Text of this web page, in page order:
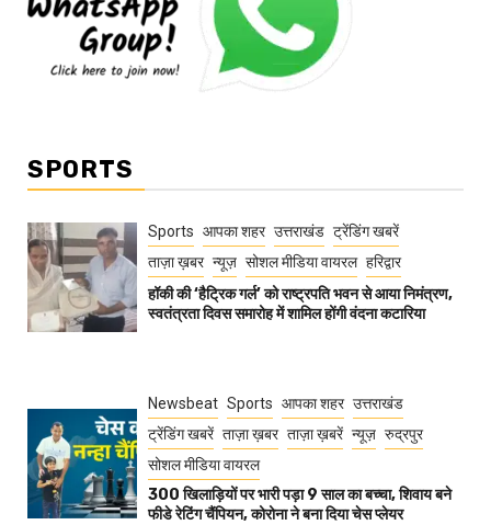
SPORTS
Sports आपका शहर उत्तराखंड ट्रेंडिंग खबरें
ताज़ा ख़बर न्यूज़ सोशल मीडिया वायरल हरिद्वार
हॉकी की ‘हैट्रिक गर्ल’ को राष्ट्रपति भवन से आया निमंत्रण,
स्वतंत्रता दिवस समारोह में शामिल होंगी वंदना कटारिया
Newsbeat Sports आपका शहर उत्तराखंड
ट्रेंडिंग खबरें ताज़ा ख़बर ताज़ा ख़बरें न्यूज़ रुद्रपुर
सोशल मीडिया वायरल
300 खिलाड़ियों पर भारी पड़ा 9 साल का बच्चा, शिवाय बने
फीडे रेटिंग चैंपियन, कोरोना ने बना दिया चेस प्लेयर